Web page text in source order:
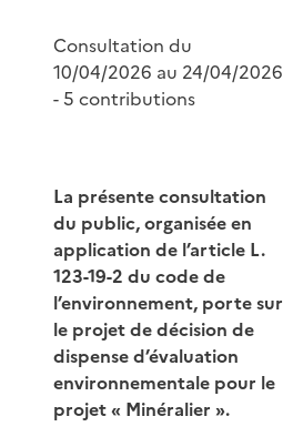
Consultation du
10/04/2026 au 24/04/2026
- 5 contributions
La présente consultation
du public, organisée en
application de l’article L.
123-19-2 du code de
l’environnement, porte sur
le projet de décision de
dispense d’évaluation
environnementale pour le
projet « Minéralier ».